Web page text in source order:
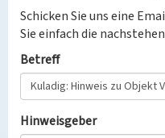
Schicken Sie uns eine
Sie einfach die
Betreff
Hinweisgeber